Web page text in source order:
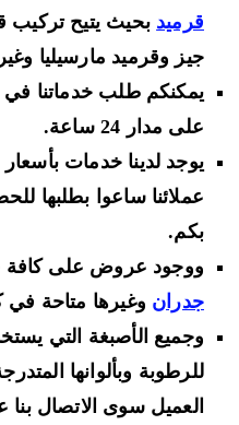
قرميد بحيث يتيح تركيب
جيز وقرميد مارسيليا وغيرها.
يمكنكم طلب خدماتنا في
على مدار 24 ساعة.
يوجد لدينا خدمات بأسعار
عملائنا ساعوا بطلبها
بكم.
ووجود عروض على كافة
جدرانوغيرها متاحة في كافة
وجميع الأصبغة التي
للرطوبة وبألوانها المتدرجة
العميل سوى الاتصال بنا